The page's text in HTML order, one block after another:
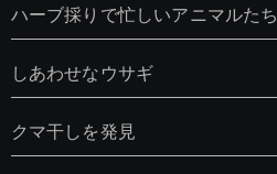
ハーブ採りで忙しいアニマルたち
しあわせなウサギ
クマ干しを発見